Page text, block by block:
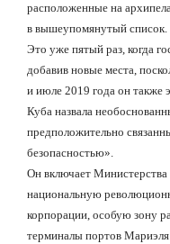
расположенные на
в вышеупомянутый список.
Это уже пятый раз, когда
добавив новые места,
и июле 2019 года он также
Куба назвала
предположительно
безопасностью».
Он включает
национальную
корпорации, особую зону
терминалы портов